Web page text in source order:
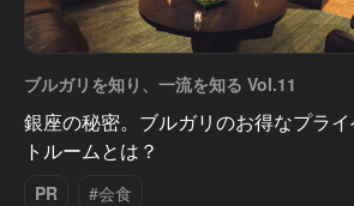
ブルガリを知り、一流を知る Vol.11
銀座の秘密。ブルガリのお得なプラ
トルームとは？
PR #会食